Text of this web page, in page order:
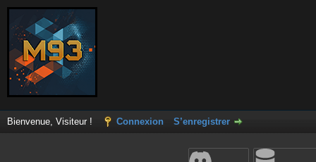
Bienvenue, Visiteur ! Connexion S’enregistrer